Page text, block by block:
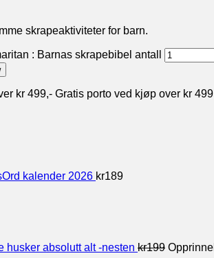
skrapeaktiviteter for barn.
: Barnas skrapebibel antall
Gratis porto ved kjøp over kr
kalender 2026 kr189
husker absolutt alt -nesten kr199